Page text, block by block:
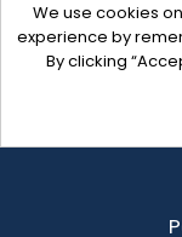
We use cookies
experience by
By clicking